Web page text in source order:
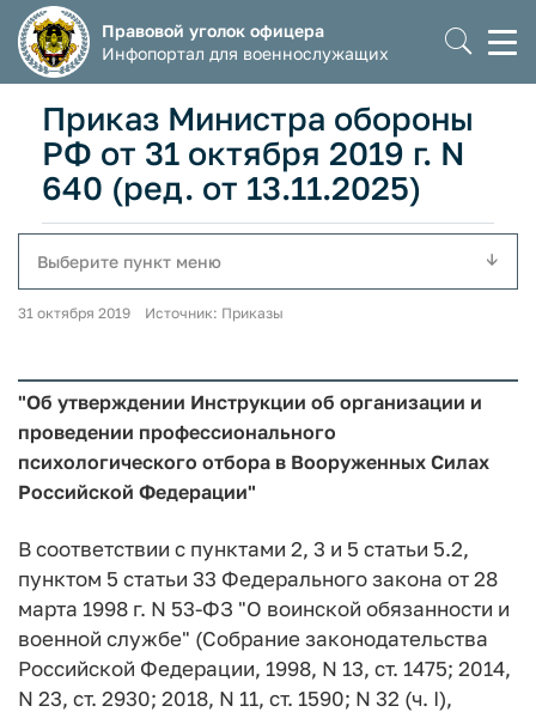
Правовой уголок офицера
Инфопортал для военнослужащих
Приказ Министра обороны
РФ от 31 октября 2019 г. N
640 (ред. от 13.11.2025)
Выберите пункт меню
31 октября 2019 Источник: Приказы
"Об утверждении Инструкции об организации и
проведении профессионального
психологического отбора в Вооруженных Силах
Российской Федерации"
В соответствии с пунктами 2, 3 и 5 статьи 5.2,
пунктом 5 статьи 33 Федерального закона от 28
марта 1998 г. N 53-ФЗ "О воинской обязанности и
военной службе" (Собрание законодательства
Российской Федерации, 1998, N 13, ст. 1475; 2014,
N 23, ст. 2930; 2018, N 11, ст. 1590; N 32 (ч. I),